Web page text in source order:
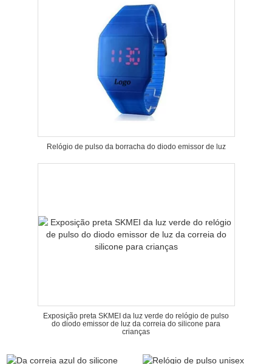
Relógio de pulso da borracha do diodo emissor de luz
Exposição preta SKMEI da luz verde do relógio de pulso
do diodo emissor de luz da correia do silicone para
crianças